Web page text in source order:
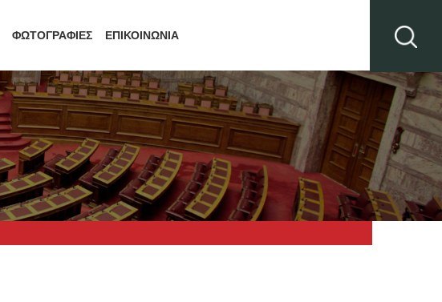
ΦΩΤΟΓΡΑΦΙΕΣ ΕΠΙΚΟΙΝΩΝΙΑ